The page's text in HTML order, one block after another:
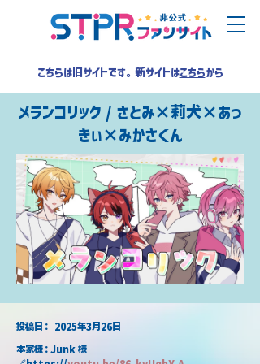
こちらは旧サイトです。新サイトはこちらから
メランコリック / さとみ×莉犬×あっ
きぃ×みかさくん
2025年3月26日
​投稿日：
本家様：Junk 様